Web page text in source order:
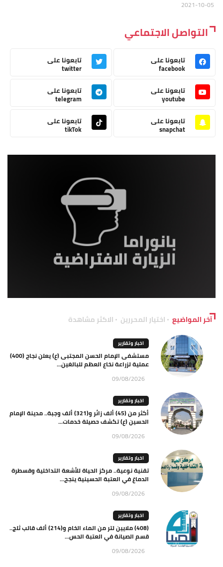
التواصل الاجتماعي
تابعونا على
facebook
تابعونا على
twitter
تابعونا على
youtube
تابعونا على
telegram
تابعونا على
snapchat
تابعونا على
tikTok
آخر المواضيع اختيار المحررين الاكثر مشاهدة
اخبار وتقارير
مستشفى الإمام الحسن المجتبى (ع) يعلن نجاح (400)
عملية لزراعة نخاع العظم للبالغين...
09/08/2026
اخبار وتقارير
أكثر من (45) ألف زائر و(321) ألف وجبة.. مدينة الإمام
الحسين (ع) تكشف حصيلة خدمات...
09/08/2026
اخبار وتقارير
تقنية نوعية.. مركز الحياة للأشعة التداخلية وقسطرة
الدماغ في العتبة الحسينية ينجح...
09/08/2026
اخبار وتقارير
(408) ملايين لتر من الماء الخام و(214) ألف قالب ثلج..
قسم الصيانة في العتبة الحس...
09/08/2026